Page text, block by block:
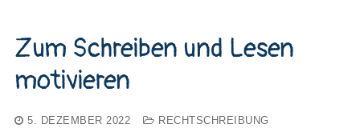
Zum Schreiben und Lesen
motivieren
5. DEZEMBER 2022
RECHTSCHREIBUNG